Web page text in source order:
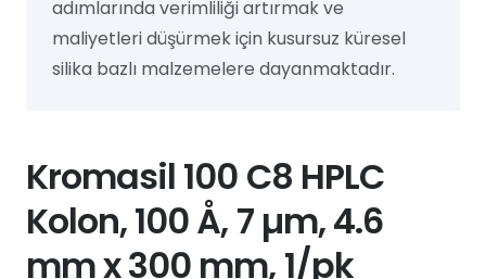
adımlarında verimliliği artırmak ve
maliyetleri düşürmek için kusursuz küresel
silika bazlı malzemelere dayanmaktadır.
Kromasil 100 C8 HPLC
Kolon, 100 Å, 7 µm, 4.6
mm x 300 mm, 1/pk